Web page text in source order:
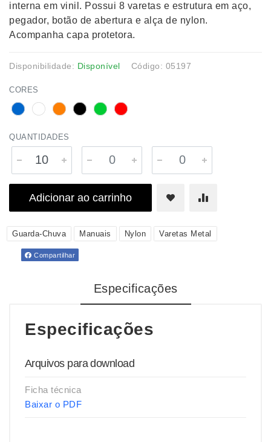
interna em vinil. Possui 8 varetas e estrutura em aço,
pegador, botão de abertura e alça de nylon.
Acompanha capa protetora.
Disponibilidade: Disponível Código: 05197
CORES
QUANTIDADES
Adicionar ao carrinho
Guarda-Chuva Manuais Nylon Varetas Metal
Compartilhar
Especificações
Especificações
Arquivos para download
Ficha técnica
Baixar o PDF